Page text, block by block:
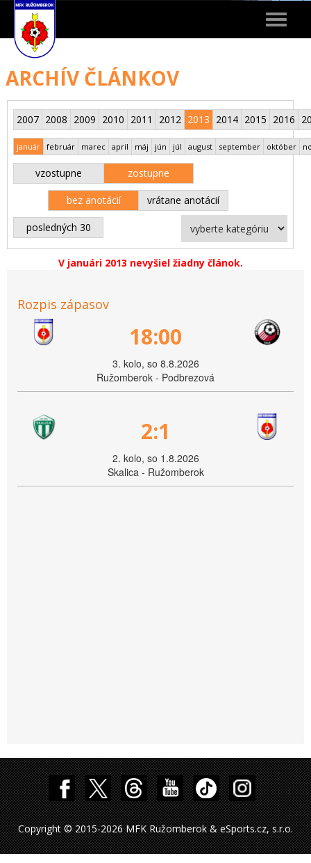
Toggle
ARCHÍV ČLÁNKOV
2007 2008 2009 2010 2011 2012 2013 2014 2015 2016
január február marec apríl máj jún júl august september október
vzostupne zostupne
bez anotácií vrátane anotácií
posledných 30
V januári 2013 nevyšiel žiadny článok.
Rozpis zápasov
18:00
3. kolo, so 8.8.2026
Ružomberok - Podbrezová
2:1
2. kolo, so 1.8.2026
Skalica - Ružomberok
Copyright © 2015-2026 MFK Ružomberok & eSports.cz, s.r.o.